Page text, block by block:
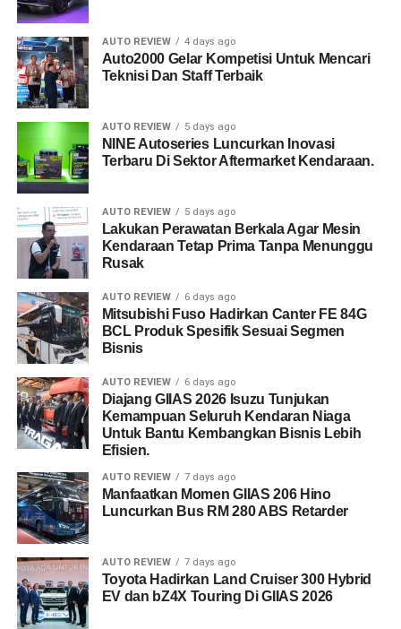
AUTO REVIEW 4 days ago
Auto2000 Gelar Kompetisi Untuk Mencari
Teknisi Dan Staff Terbaik
AUTO REVIEW 5 days ago
NINE Autoseries Luncurkan Inovasi
Terbaru Di Sektor Aftermarket Kendaraan.
AUTO REVIEW 5 days ago
Lakukan Perawatan Berkala Agar Mesin
Kendaraan Tetap Prima Tanpa Menunggu
Rusak
AUTO REVIEW 6 days ago
Mitsubishi Fuso Hadirkan Canter FE 84G
BCL Produk Spesifik Sesuai Segmen
Bisnis
AUTO REVIEW 6 days ago
Diajang GIIAS 2026 Isuzu Tunjukan
Kemampuan Seluruh Kendaran Niaga
Untuk Bantu Kembangkan Bisnis Lebih
Efisien.
AUTO REVIEW 7 days ago
Manfaatkan Momen GIIAS 206 Hino
Luncurkan Bus RM 280 ABS Retarder
AUTO REVIEW 7 days ago
Toyota Hadirkan Land Cruiser 300 Hybrid
EV dan bZ4X Touring Di GIIAS 2026